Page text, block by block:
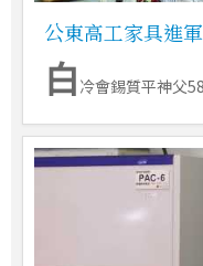
公東高工家具進
白 冷會錫質平神父